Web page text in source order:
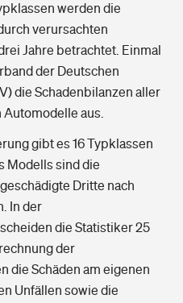
werden die
verursachten
Jahre betrachtet. Einmal
der Deutschen
die Schadenbilanzen aller
aus.
gibt es 16 Typklassen
Modells sind die
Dritte nach
In der
die Statistiker 25
der
die Schäden am eigenen
Unfällen sowie die